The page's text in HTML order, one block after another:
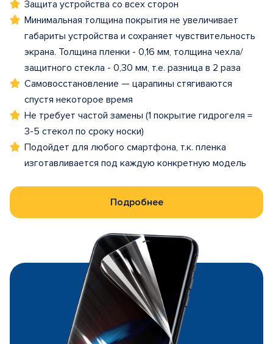
Защита устройства со всех сторон
Минимальная толщина покрытия не увеличивает
габариты устройства и сохраняет чувствительность
экрана. Толщина пленки - 0,16 мм, толщина чехла/
защитного стекла - 0,30 мм, т.е. разница в 2 раза
Самовосстановление — царапины стягиваются
спустя некоторое время
Не требует частой замены (1 покрытие гидрогеля =
3-5 стекол по сроку носки)
Подойдет для любого смартфона, т.к. пленка
изготавливается под каждую конкретную модель
Подробнее